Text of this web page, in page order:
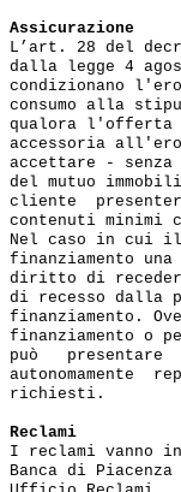
Assicurazione
L’art. 28 del
dalla legge 4
condizionano
consumo alla
qualora l'offerta
accessoria
accettare -
del mutuo
cliente
contenuti
Nel caso in cui
finanziamento
diritto di
di recesso
finanziamento.
finanziamento
può
autonomamente
richiesti.
Reclami
I reclami vanno
Banca di Piacenza